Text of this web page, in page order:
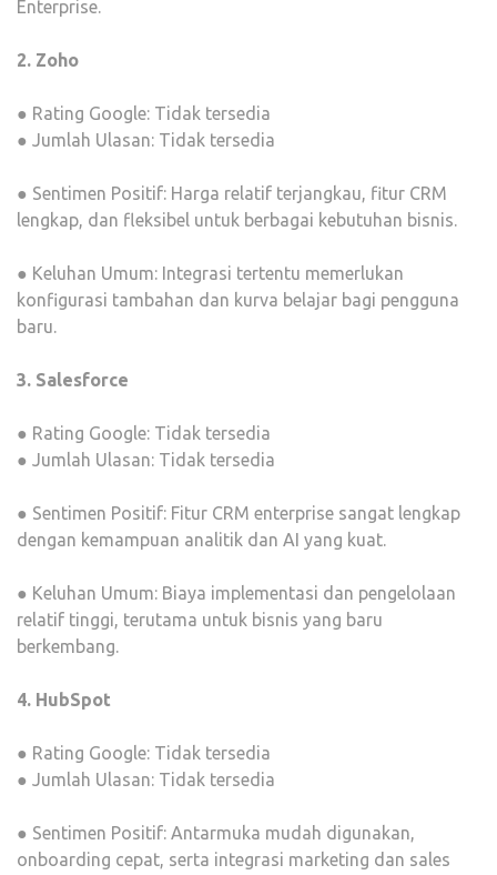
Enterprise.
2. Zoho
● Rating Google: Tidak tersedia
● Jumlah Ulasan: Tidak tersedia
● Sentimen Positif: Harga relatif terjangkau, fitur CRM
lengkap, dan fleksibel untuk berbagai kebutuhan bisnis.
● Keluhan Umum: Integrasi tertentu memerlukan
konfigurasi tambahan dan kurva belajar bagi pengguna
baru.
3. Salesforce
● Rating Google: Tidak tersedia
● Jumlah Ulasan: Tidak tersedia
● Sentimen Positif: Fitur CRM enterprise sangat lengkap
dengan kemampuan analitik dan AI yang kuat.
● Keluhan Umum: Biaya implementasi dan pengelolaan
relatif tinggi, terutama untuk bisnis yang baru
berkembang.
4. HubSpot
● Rating Google: Tidak tersedia
● Jumlah Ulasan: Tidak tersedia
● Sentimen Positif: Antarmuka mudah digunakan,
onboarding cepat, serta integrasi marketing dan sales